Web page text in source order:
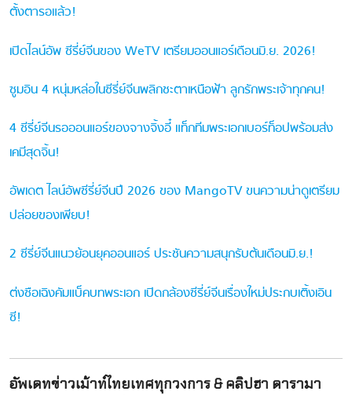
ตั้งตารอแล้ว!
เปิดไลน์อัพ ซีรี่ย์จีนของ WeTV เตรียมออนแอร์เดือนมิ.ย. 2026!
ซูมอิน 4 หนุ่มหล่อในซีรี่ย์จีนพลิกชะตาเหนือฟ้า ลูกรักพระเจ้าทุกคน!
4 ซีรี่ย์จีนรอออนแอร์ของจางจิ้งอี๋ แท็กทีมพระเอกเบอร์ท็อปพร้อมส่ง
เคมีสุดจิ้น!
อัพเดต ไลน์อัพซีรี่ย์จีนปี 2026 ของ MangoTV ขนความน่าดูเตรียม
ปล่อยของเพียบ!
2 ซีรี่ย์จีนแนวย้อนยุคออนแอร์ ประชันความสนุกรับต้นเดือนมิ.ย.!
ต่งซือเฉิงคัมแบ็คบทพระเอก เปิดกล้องซีรี่ย์จีนเรื่องใหม่ประกบเติ้งเอิน
ซี!
อัพเดทข่าวเม้าท์ไทยเทศทุกวงการ & คลิปฮา ดารามา